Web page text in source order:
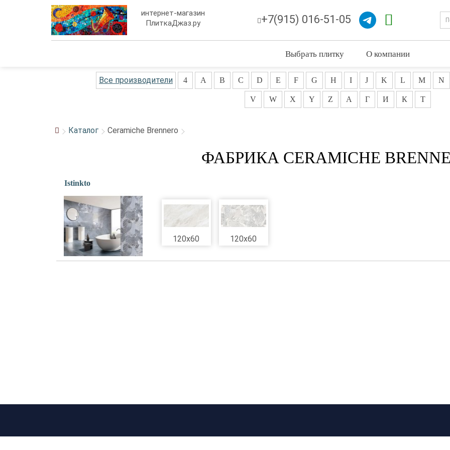
интернет-магазин
ПлиткаДжаз.ру
+7(915) 016-51-05
Выбрать плитку О компании
Все производители 4 A B C D E F G H I J K L M N
V W X Y Z А Г И К Т
Каталог Ceramiche Brennero
ФАБРИКА CERAMICHE
Istinkto
120x60 120x60